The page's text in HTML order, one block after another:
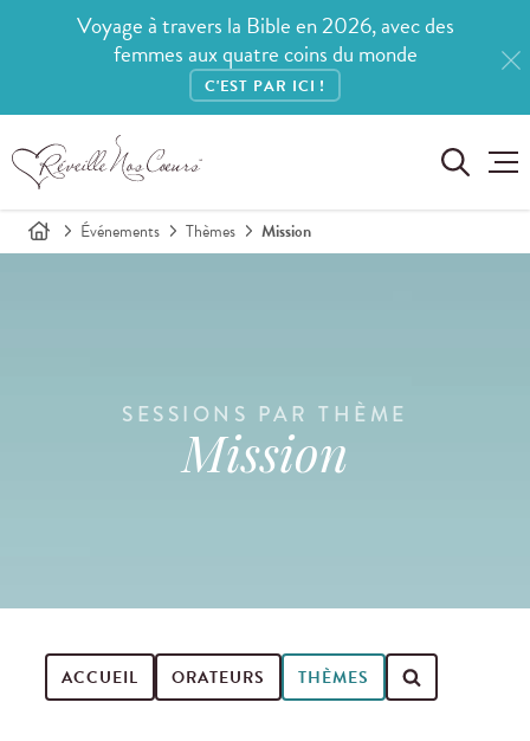
Voyage à travers la Bible en 2026, avec des
femmes aux quatre coins du monde
C'EST PAR ICI !
Événements Thèmes Mission
SESSIONS PAR THÈME
Mission
ACCUEIL ORATEURS THÈMES